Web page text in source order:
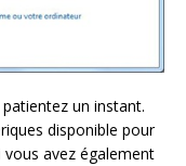
patientez un instant.
disponible pour
vous avez également